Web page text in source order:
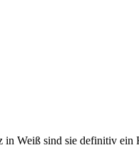
in Weiß sind sie definitiv ein